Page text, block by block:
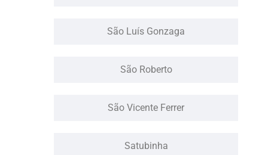
São Luís Gonzaga
São Roberto
São Vicente Ferrer
Satubinha